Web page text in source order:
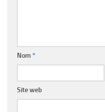
Nom *
Site web